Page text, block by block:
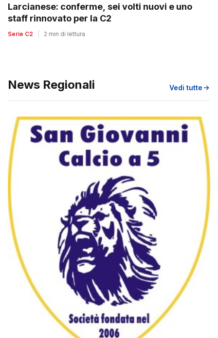
Larcianese: conferme, sei volti nuovi e uno
staff rinnovato per la C2
Serie C2 2 min di lettura
News Regionali Vedi tutte